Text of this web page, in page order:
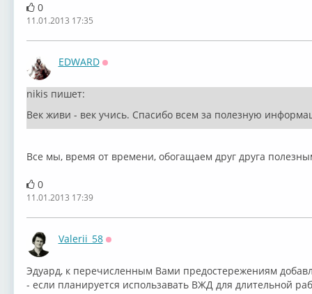
0
11.01.2013 17:35
EDWARD
nikis пишет:
Век живи - век учись. Спасибо всем за полезную
Все мы, время от времени, обогащаем друг друга
0
11.01.2013 17:39
Valerii_58
Эдуард, к перечисленным Вами предостережениям
- если планируется использавать ВЖД для длительной